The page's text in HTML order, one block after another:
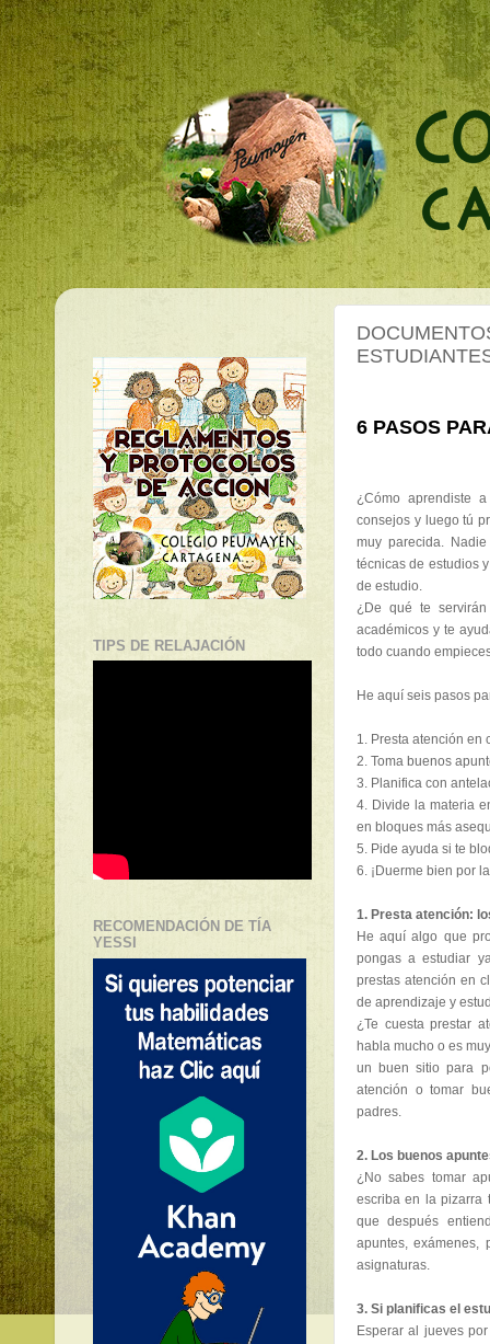
6 PASOS
¿Cómo aprendiste
consejos y luego tú
muy parecida.
técnicas de estudios
de estudio.
¿De qué te
académicos y te
todo cuando
He aquí seis pasos
1. Presta atención en
2. Toma buenos
3. Planifica con
4. Divide la materia
en bloques más
5. Pide ayuda si te
6. ¡Duerme bien por
1. Presta atención:
He aquí algo que
pongas a estudiar
prestas atención en
de aprendizaje y
¿Te cuesta prestar
habla mucho o es
un buen sitio para
atención o tomar
padres.
2. Los buenos
¿No sabes tomar
escriba en la pizarra
que después
apuntes, exámenes,
asignaturas.
3. Si planificas el
Esperar al jueves
TIPS DE RELAJACIÓN
RECOMENDACIÓN DE TÍA
YESSI